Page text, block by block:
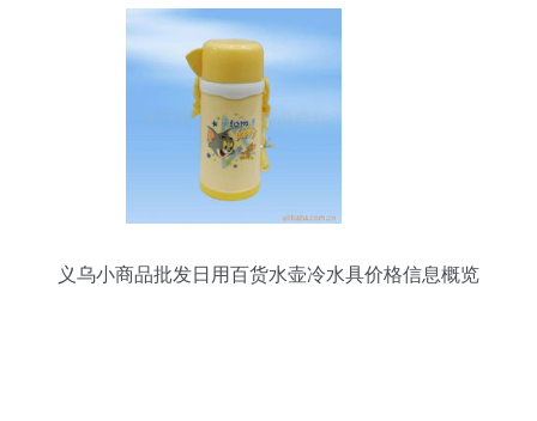
义乌小商品批发日用百货水壶冷水具价格信息概览